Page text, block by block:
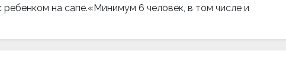
на сапе.«Минимум 6 человек, в том числе и